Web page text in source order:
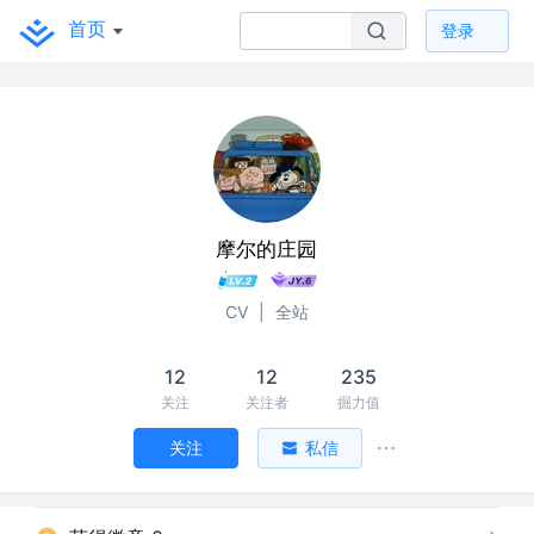
首页 登录
摩尔的庄园
CV 全站
12
关注
12
关注者
235
掘力值
关注 私信